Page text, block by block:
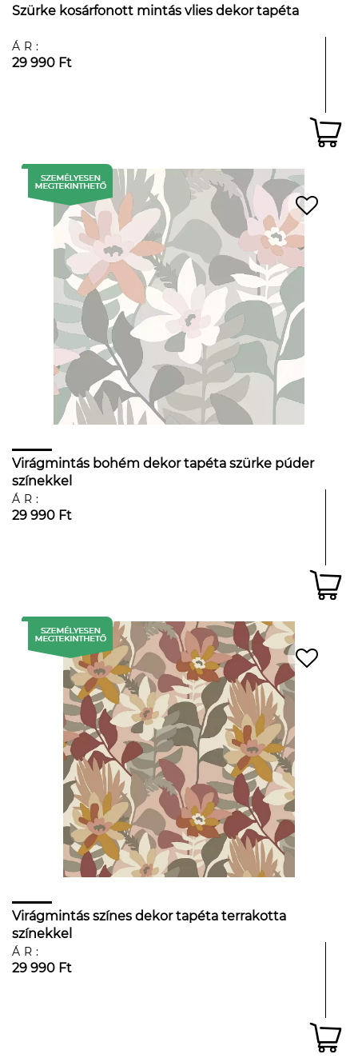
Szürke kosárfonott mintás vlies dekor tapéta
ÁR:
29 990 Ft
Virágmintás bohém dekor tapéta szürke púder
színekkel
ÁR:
29 990 Ft
Virágmintás színes dekor tapéta terrakotta
színekkel
ÁR:
29 990 Ft